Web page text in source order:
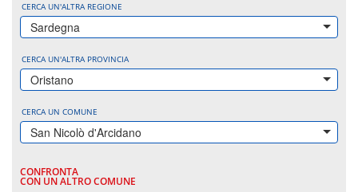
CERCA UN'ALTRA REGIONE
Sardegna
CERCA UN'ALTRA PROVINCIA
Oristano
CERCA UN COMUNE
San Nicolò d'Arcidano
CONFRONTA
CON UN ALTRO COMUNE